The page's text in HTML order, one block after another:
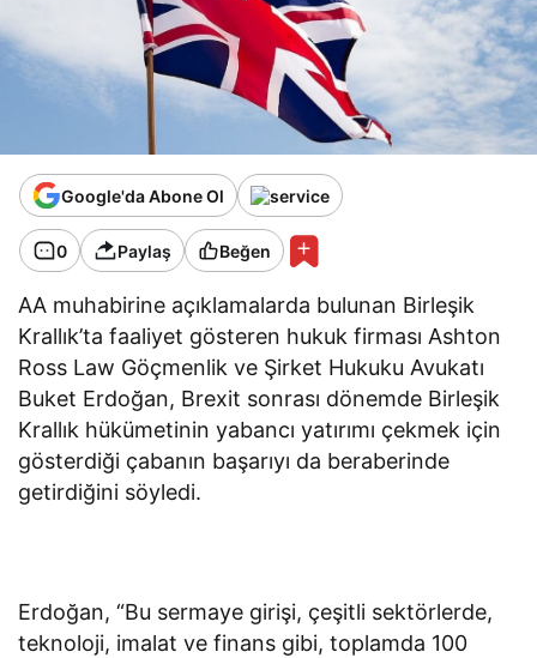
Google'da Abone Ol
0 Paylaş Beğen
AA muhabirine açıklamalarda bulunan Birleşik
Krallık’ta faaliyet gösteren hukuk firması Ashton
Ross Law Göçmenlik ve Şirket Hukuku Avukatı
Buket Erdoğan, Brexit sonrası dönemde Birleşik
Krallık hükümetinin yabancı yatırımı çekmek için
gösterdiği çabanın başarıyı da beraberinde
getirdiğini söyledi.
Erdoğan, “Bu sermaye girişi, çeşitli sektörlerde,
teknoloji, imalat ve finans gibi, toplamda 100